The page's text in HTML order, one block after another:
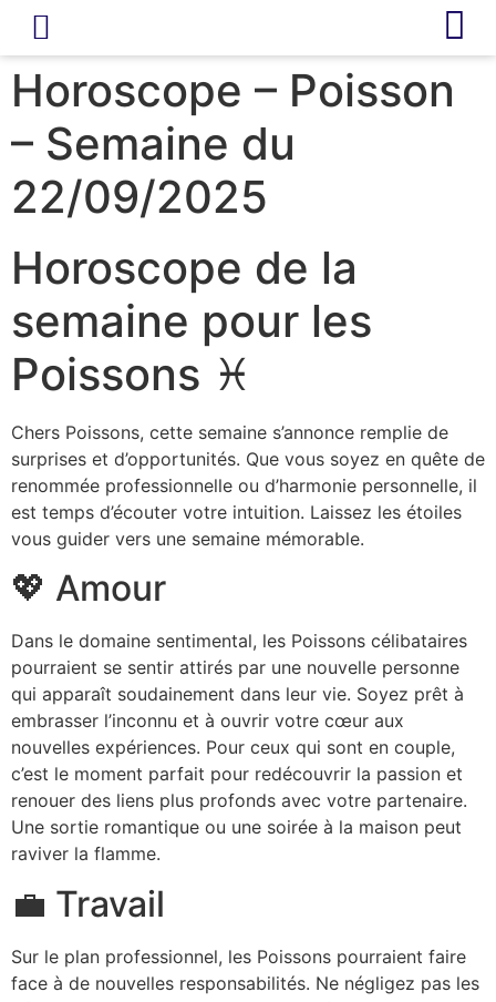
Horoscope – Poisson
– Semaine du
22/09/2025
Horoscope de la
semaine pour les
Poissons ♓
Chers Poissons, cette semaine s’annonce remplie de
surprises et d’opportunités. Que vous soyez en quête de
renommée professionnelle ou d’harmonie personnelle, il
est temps d’écouter votre intuition. Laissez les étoiles
vous guider vers une semaine mémorable.
💖 Amour
Dans le domaine sentimental, les Poissons célibataires
pourraient se sentir attirés par une nouvelle personne
qui apparaît soudainement dans leur vie. Soyez prêt à
embrasser l’inconnu et à ouvrir votre cœur aux
nouvelles expériences. Pour ceux qui sont en couple,
c’est le moment parfait pour redécouvrir la passion et
renouer des liens plus profonds avec votre partenaire.
Une sortie romantique ou une soirée à la maison peut
raviver la flamme.
💼 Travail
Sur le plan professionnel, les Poissons pourraient faire
face à de nouvelles responsabilités. Ne négligez pas les